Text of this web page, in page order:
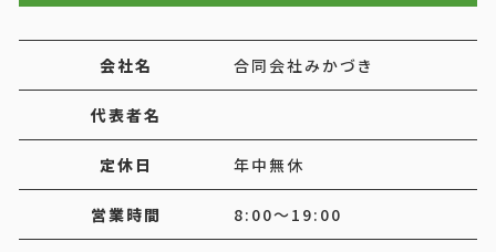
会社名 合同会社みかづき
代表者名
定休日 年中無休
営業時間 8:00～19:00